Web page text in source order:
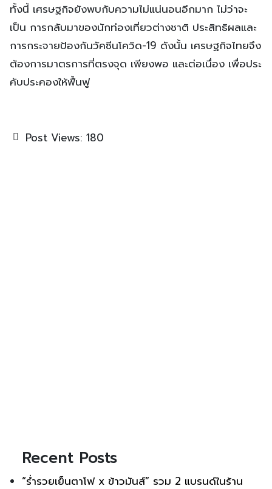
ทั้งนี้ เศรษฐกิจยังพบกับความไม่แน่นอนอีกมาก ไม่ว่าจะ
เป็น การกลับมาของนักท่องเที่ยวต่างชาติ ประสิทธิผลและ
การกระจายป้องกันวัคซีนโควิด-19 ดังนั้น เศรษฐกิจไทยจึง
ต้องการมาตรการที่ตรงจุด เพียงพอ และต่อเนื่อง เพื่อประ
คับประคองให้ฟื้นฟู
Post Views: 180
Recent Posts
“ร่ำรวยเย็นตาโฟ x ข้าวมันส์” รวม 2 แบรนด์ในร้าน